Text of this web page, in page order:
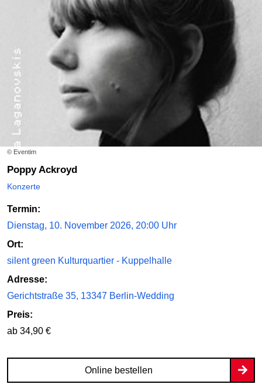
© Eventim
Poppy Ackroyd
Konzerte
Termin:
Dienstag, 10. November 2026, 20:00 Uhr
Ort:
silent green Kulturquartier - Kuppelhalle
Adresse:
Gerichtstraße 35, 13347 Berlin-Wedding
Preis:
ab 34,90 €
Online bestellen